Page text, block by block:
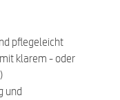
pflegeleicht
klarem - oder
und